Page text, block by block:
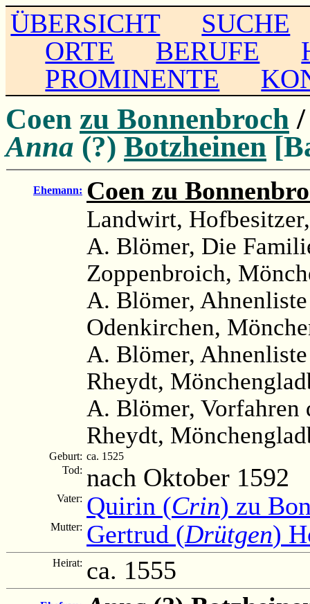
ÜBERSICHT
SUCHE
ORTE
BERUFE
PROMINENTE
Coen zu Bonnenbroch /
Anna (?) Botzheinen
Ehemann: Coen zu
Landwirt,
A. Blömer, Die
Zoppenbroich,
A. Blömer,
Odenkirchen,
A. Blömer,
Rheydt,
A. Blömer, Vorfahren
Rheydt,
Geburt: ca. 1525
Tod: nach Oktober 1592
Vater: Quirin (Crin) zu
Mutter: Gertrud (Drütgen)
Heirat: ca. 1555